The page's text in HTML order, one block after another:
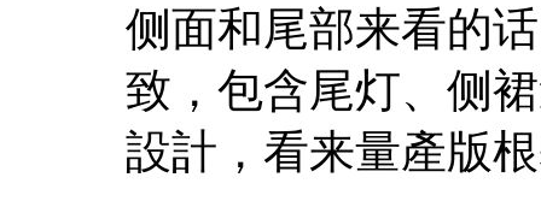
侧面和尾部来看的
致，包含尾灯、侧
設計，看来量產版